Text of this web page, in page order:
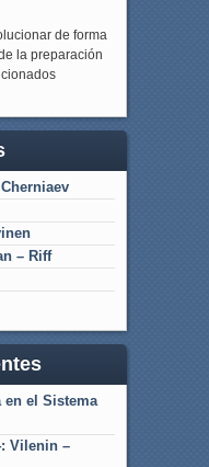
de forma
la preparación
– Riff
en el Sistema
Vilenin –